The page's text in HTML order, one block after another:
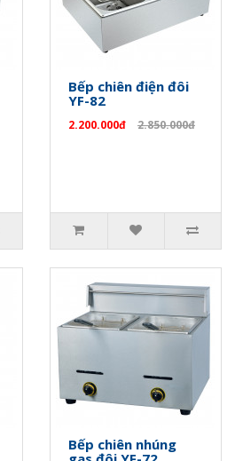
Bếp chiên điện đôi
YF-82
2.200.000đ 2.850.000đ
Bếp chiên nhúng